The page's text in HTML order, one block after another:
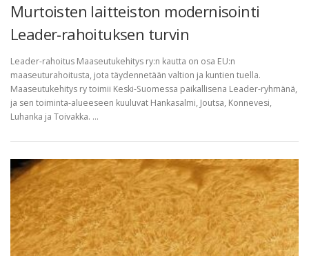
Murtoisten laitteiston modernisointi
Leader-rahoituksen turvin
Leader-rahoitus Maaseutukehitys ry:n kautta on osa EU:n
maaseuturahoitusta, jota täydennetään valtion ja kuntien tuella.
Maaseutukehitys ry toimii Keski-Suomessa paikallisena Leader-ryhmänä,
ja sen toiminta-alueeseen kuuluvat Hankasalmi, Joutsa, Konnevesi,
Luhanka ja Toivakka. …